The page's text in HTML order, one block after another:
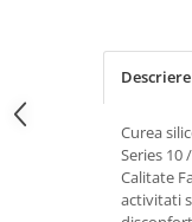
Truse machiaj copii
Descriere
Curea
Series 10
Calitate
activitati